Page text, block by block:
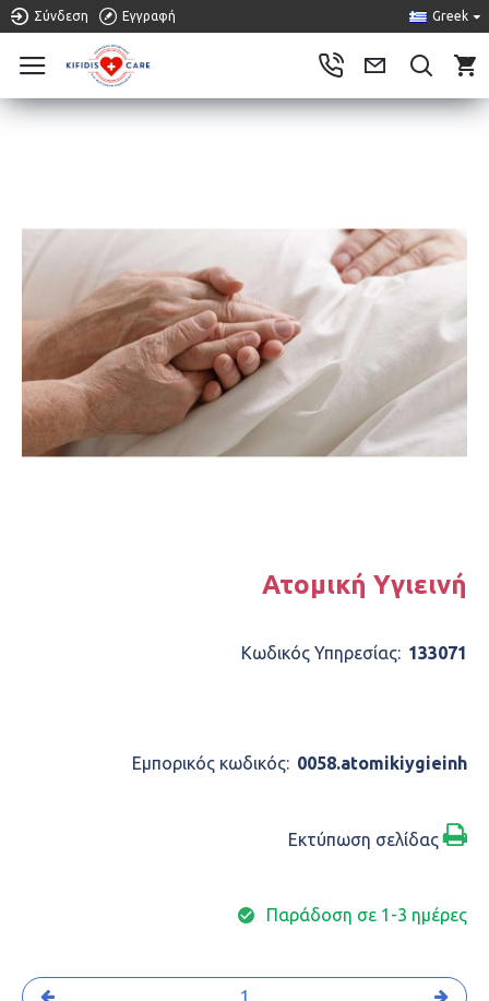
Σύνδεση Εγγραφή Greek
Ατομική Υγιεινή
Κωδικός Υπηρεσίας: 133071
Εμπορικός κωδικός: 0058.atomikiygieinh
Παράδοση σε 1-3 ημέρες
Εκτύπωση σελίδας